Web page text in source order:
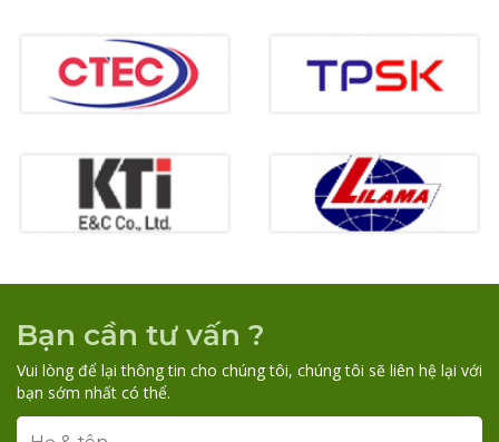
Bạn cần tư vấn ?
Vui lòng để lại thông tin cho chúng tôi, chúng tôi sẽ liên hệ lại với
bạn sớm nhất có thể.